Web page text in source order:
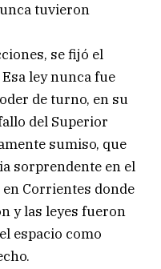
tuvieron
se fijó el
ley nunca fue
de turno, en su
del Superior
sumiso, que
sorprendente en el
Corrientes donde
y las leyes fueron
espacio como